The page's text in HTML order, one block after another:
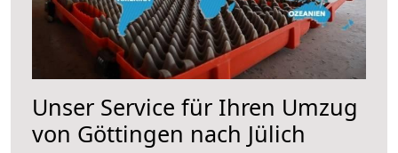
Unser Service für Ihren Umzug
von Göttingen nach Jülich